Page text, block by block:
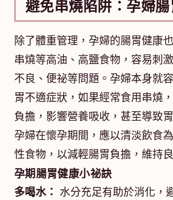
避免串燒陷阱：孕婦
除了體重管理，孕婦的腸胃健康
串燒等高油、高鹽食物，容易刺
不良、便祕等問題。孕婦本身就
胃不適症狀，如果經常食用串燒
負擔，影響營養吸收，甚至導致
孕婦在懷孕期間，應以清淡飲食
性食物，以減輕腸胃負擔，維持
孕期腸胃健康小祕訣
多喝水： 水分充足有助於消化，